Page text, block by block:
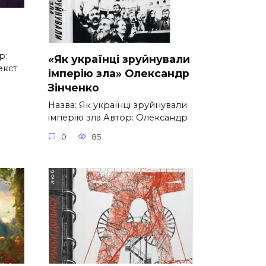
«Як українці зруйнували
імперію зла» Олександр
Зінченко
Назва: Як українці зруйнували
імперію зла Автор: Олександр
0 85